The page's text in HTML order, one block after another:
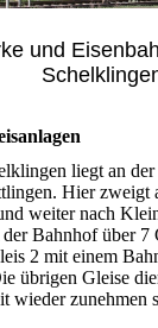
und
liegt an
Hier zweigt
weiter nach
Bahnhof über 7
2 mit einem
übrigen Gleise
wieder zunehmen